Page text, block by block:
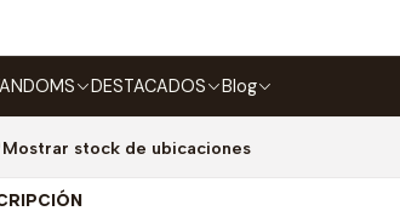
DESTACADOS Blog
Agregar a la lista de favoritos
Mostrar stock de ubicaciones